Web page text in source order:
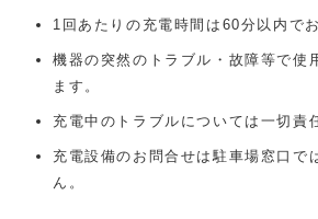
1回あたりの充電時間は60分以内で
機器の突然のトラブル・故障等で使
ます。
充電中のトラブルについては一切責
充電設備のお問合せは駐車場窓口で
ん。